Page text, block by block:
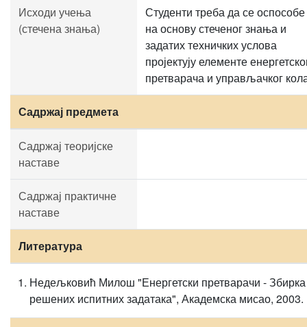
Исходи учења
(стечена знања)
Студенти треба да се
на основу стеченог знања и
задатих техничких услова
пројектују елементе
претварача и управљачког
Садржај предмета
Садржај теоријске
наставе
Садржај практичне
наставе
Литература
Недељковић Милош "Енергетски претварачи - Збирка
решених испитних задатака", Академска мисао, 2003.